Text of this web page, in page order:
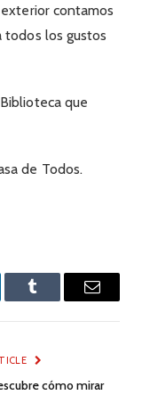
contamos
todos los gustos
que
de Todos.
Tumblr Email
cómo mirar